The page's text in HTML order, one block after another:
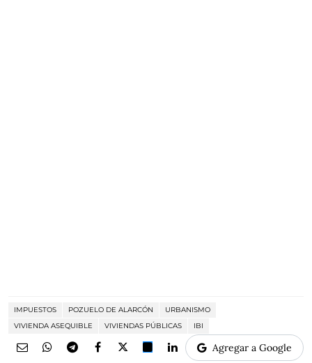
IMPUESTOS POZUELO DE ALARCÓN
URBANISMO
VIVIENDA ASEQUIBLE
VIVIENDAS PÚBLICAS IBI
Agregar a Google